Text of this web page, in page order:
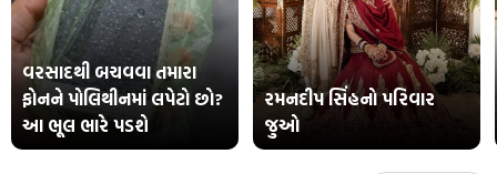
વરસાદથી બચવવા તમારા
ફોનને પોલિથીનમાં લપેટો છો?
આ ભૂલ ભારે પડશે
રમનદીપ સિંહનો પરિવાર
જુઓ